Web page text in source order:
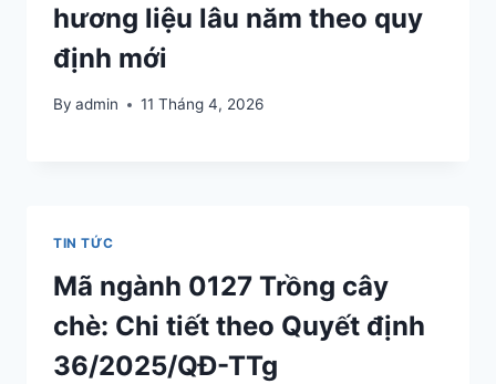
hương liệu lâu năm theo quy
định mới
By admin 11 Tháng 4, 2026
TIN TỨC
Mã ngành 0127 Trồng cây
chè: Chi tiết theo Quyết định
36/2025/QĐ-TTg